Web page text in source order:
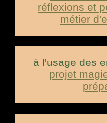
réflexions et
métier
à l'usage des
projet